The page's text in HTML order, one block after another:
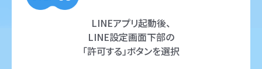
LINEアプリ起動後、
LINE設定画面下部の
「許可する」ボタンを選択